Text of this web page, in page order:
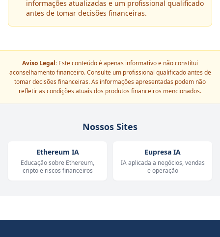
informações atualizadas e um profissional qualificado
antes de tomar decisões financeiras.
Aviso Legal: Este conteúdo é apenas informativo e não constitui
aconselhamento financeiro. Consulte um profissional qualificado antes de
tomar decisões financeiras. As informações apresentadas podem não
refletir as condições atuais dos produtos financeiros mencionados.
Nossos Sites
Ethereum IA
Educação sobre Ethereum,
cripto e riscos financeiros
Eupresa IA
IA aplicada a negócios, vendas
e operação